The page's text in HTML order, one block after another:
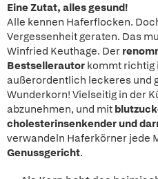
Eine Zutat, alles gesund!
Alle kennen Haferflocken.
Vergessenheit geraten. Das
Winfried Keuthage. Der
Bestsellerautor kommt richtig
außerordentlich leckeres und
Wunderkorn! Vielseitig in der
abzunehmen, und mit
cholesterinsenkender und
verwandeln Haferkörner jede
Genussgericht.